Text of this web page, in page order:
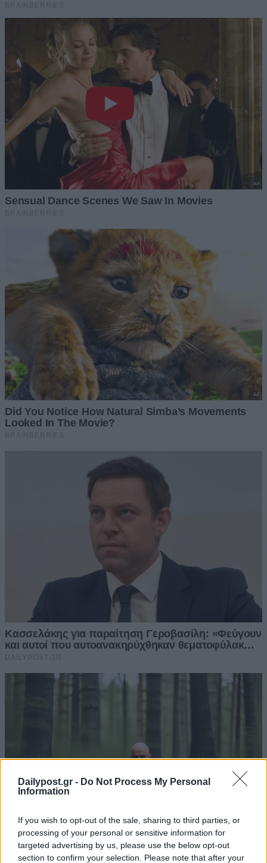
Dailypost.gr - Do Not Process My Personal
Information
If you wish to opt-out of the sale, sharing to third parties, or
processing of your personal or sensitive information for
targeted advertising by us, please use the below opt-out
section to confirm your selection. Please note that after your